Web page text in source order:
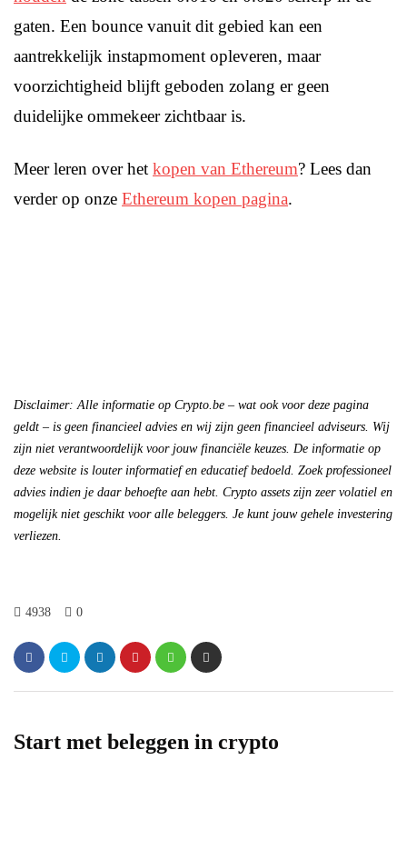
gaten. Een bounce vanuit dit gebied kan een
aantrekkelijk instapmoment opleveren, maar
voorzichtigheid blijft geboden zolang er geen
duidelijke ommekeer zichtbaar is.
Meer leren over het kopen van Ethereum? Lees dan
verder op onze Ethereum kopen pagina.
Disclaimer: Alle informatie op Crypto.be – wat ook voor deze pagina
geldt – is geen financieel advies en wij zijn geen financieel adviseurs. Wij
zijn niet verantwoordelijk voor jouw financiële keuzes. De informatie op
deze website is louter informatief en educatief bedoeld. Zoek professioneel
advies indien je daar behoefte aan hebt. Crypto assets zijn zeer volatiel en
mogelijk niet geschikt voor alle beleggers. Je kunt jouw gehele investering
verliezen.
4938 0
Start met beleggen in crypto